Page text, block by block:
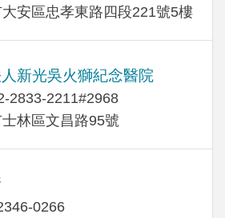
安區忠孝東路四段221號5樓
新光吳火獅紀念醫院
2833-2211#2968
林區文昌路95號
0266